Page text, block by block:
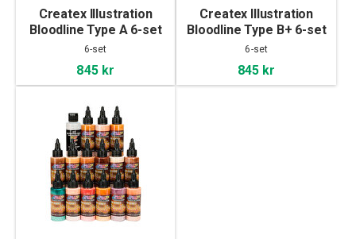
Createx Illustration
Bloodline Type A 6-set
6-set
845 kr
Createx Illustration
Bloodline Type B+ 6-set
6-set
845 kr